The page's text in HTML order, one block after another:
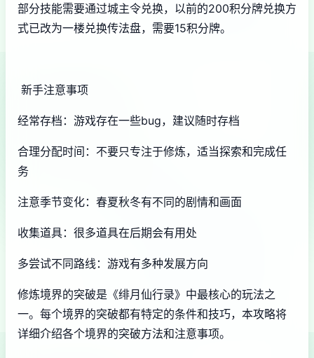
部分技能需要通过城主令兑换，以前的200积分牌兑换方
式已改为一楼兑换传法盘，需要15积分牌。
新手注意事项
经常存档：游戏存在一些bug，建议随时存档
合理分配时间：不要只专注于修炼，适当探索和完成任
务
注意季节变化：春夏秋冬有不同的剧情和画面
收集道具：很多道具在后期会有用处
多尝试不同路线：游戏有多种发展方向
修炼境界的突破是《绯月仙行录》中最核心的玩法之
一。每个境界的突破都有特定的条件和技巧，本攻略将
详细介绍各个境界的突破方法和注意事项。